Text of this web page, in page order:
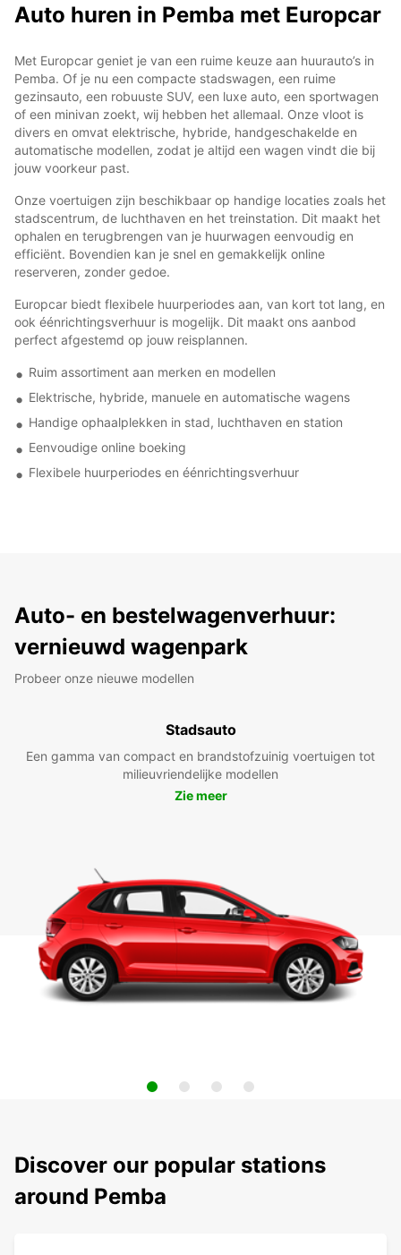
Auto huren in Pemba met Europcar
Met Europcar geniet je van een ruime keuze aan huurauto’s in
Pemba. Of je nu een compacte stadswagen, een ruime
gezinsauto, een robuuste SUV, een luxe auto, een sportwagen
of een minivan zoekt, wij hebben het allemaal. Onze vloot is
divers en omvat elektrische, hybride, handgeschakelde en
automatische modellen, zodat je altijd een wagen vindt die bij
jouw voorkeur past.
Onze voertuigen zijn beschikbaar op handige locaties zoals het
stadscentrum, de luchthaven en het treinstation. Dit maakt het
ophalen en terugbrengen van je huurwagen eenvoudig en
efficiënt. Bovendien kan je snel en gemakkelijk online
reserveren, zonder gedoe.
Europcar biedt flexibele huurperiodes aan, van kort tot lang, en
ook éénrichtingsverhuur is mogelijk. Dit maakt ons aanbod
perfect afgestemd op jouw reisplannen.
Ruim assortiment aan merken en modellen
Elektrische, hybride, manuele en automatische wagens
Handige ophaalplekken in stad, luchthaven en station
Eenvoudige online boeking
Flexibele huurperiodes en éénrichtingsverhuur
Auto- en bestelwagenverhuur:
vernieuwd wagenpark
Probeer onze nieuwe modellen
Stadsauto
Een gamma van compact en brandstofzuinig voertuigen tot
milieuvriendelijke modellen
Zie meer
Discover our popular stations
around Pemba